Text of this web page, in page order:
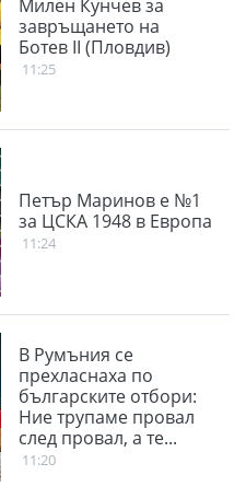
Милен Кунчев за
завръщането на
Ботев II (Пловдив)
11:25
Петър Маринов е №1
за ЦСКА 1948 в Европа
11:24
В Румъния се
прехласнаха по
българските отбори:
Ние трупаме провал
след провал, а те...
11:20